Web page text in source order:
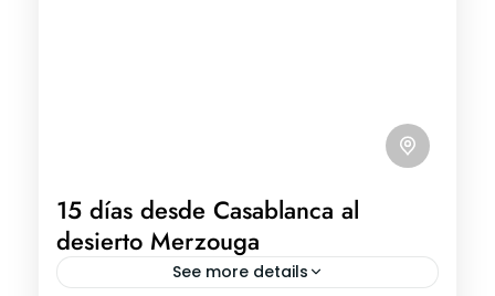
15 días desde Casablanca al
desierto Merzouga
See more details